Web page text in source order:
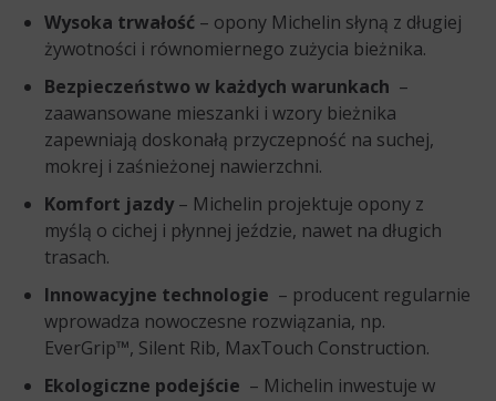
Wysoka trwałość – opony Michelin słyną z długiej
żywotności i równomiernego zużycia bieżnika.
Bezpieczeństwo w każdych warunkach –
zaawansowane mieszanki i wzory bieżnika
zapewniają doskonałą przyczepność na suchej,
mokrej i zaśnieżonej nawierzchni.
Komfort jazdy – Michelin projektuje opony z
myślą o cichej i płynnej jeździe, nawet na długich
trasach.
Innowacyjne technologie – producent regularnie
wprowadza nowoczesne rozwiązania, np.
EverGrip™, Silent Rib, MaxTouch Construction.
Ekologiczne podejście – Michelin inwestuje w